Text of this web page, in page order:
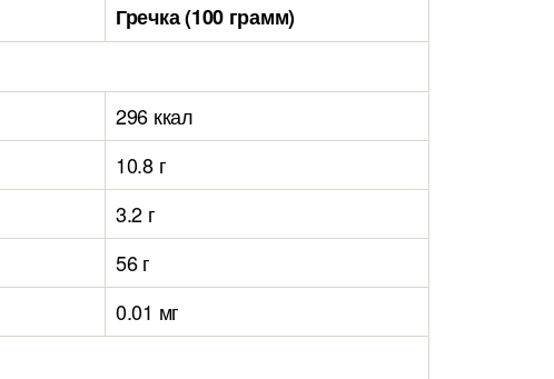
Гречка (100 грамм)
296 ккал
10.8 г
3.2 г
56 г
0.01 мг